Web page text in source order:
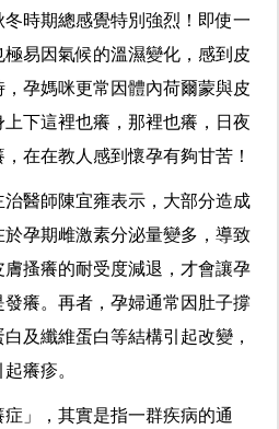
時期總感覺特別強烈！即使一
易因氣候的溫濕變化，感到皮
孕媽咪更常因體內荷爾蒙與皮
下這裡也癢，那裡也癢，日夜
在在教人感到懷孕有夠甘苦！
醫師陳宜雍表示，大部分造成
孕期雌激素分泌量變多，導致
搔癢的耐受度減退，才會讓孕
癢。再者，孕婦通常因肚子撐
及纖維蛋白等結構引起改變，
癢疹。
」，其實是指一群疾病的通